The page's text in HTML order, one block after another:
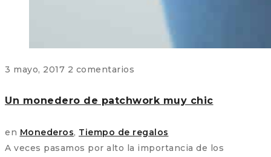
3 mayo, 2017 2 comentarios
Un monedero de patchwork muy chic
en Monederos, Tiempo de regalos
A veces pasamos por alto la importancia de los